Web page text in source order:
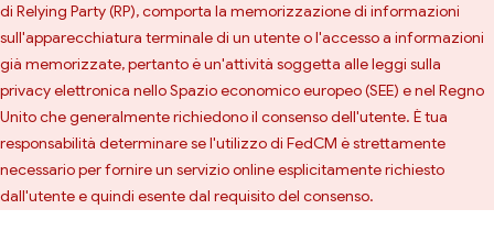
di Relying Party (RP), comporta la memorizzazione di informazioni
sull'apparecchiatura terminale di un utente o l'accesso a informazioni
già memorizzate, pertanto è un'attività soggetta alle leggi sulla
privacy elettronica nello Spazio economico europeo (SEE) e nel Regno
Unito che generalmente richiedono il consenso dell'utente. È tua
responsabilità determinare se l'utilizzo di FedCM è strettamente
necessario per fornire un servizio online esplicitamente richiesto
dall'utente e quindi esente dal requisito del consenso.